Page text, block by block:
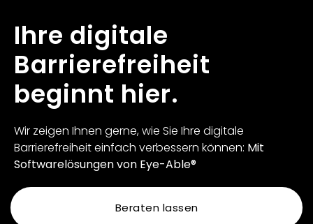
Ihre digitale
Barrierefreiheit
beginnt hier.
Wir zeigen Ihnen gerne, wie Sie Ihre digitale
Barrierefreiheit einfach verbessern können: Mit
Softwarelösungen von Eye-Able®
Beraten lassen